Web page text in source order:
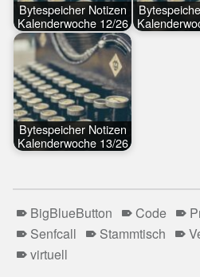
Bytespeicher Notizen
Kalenderwoche 12/26
Bytespeicher Notizen
Kalenderwoche 13/26
BigBlueButton Code
Senfcall
Stammtisch
virtuell